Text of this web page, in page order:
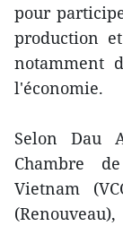
pour
production
notamment
l'économie.
Selon Dau
Chambre
Vietnam